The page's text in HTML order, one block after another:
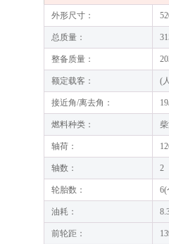
外形尺寸：
总质量：
整备质量：
额定载客： (
接近角/离去角：
燃料种类：
轴荷：
轴数： 2
轮胎数： 6(
油耗：
前轮距：